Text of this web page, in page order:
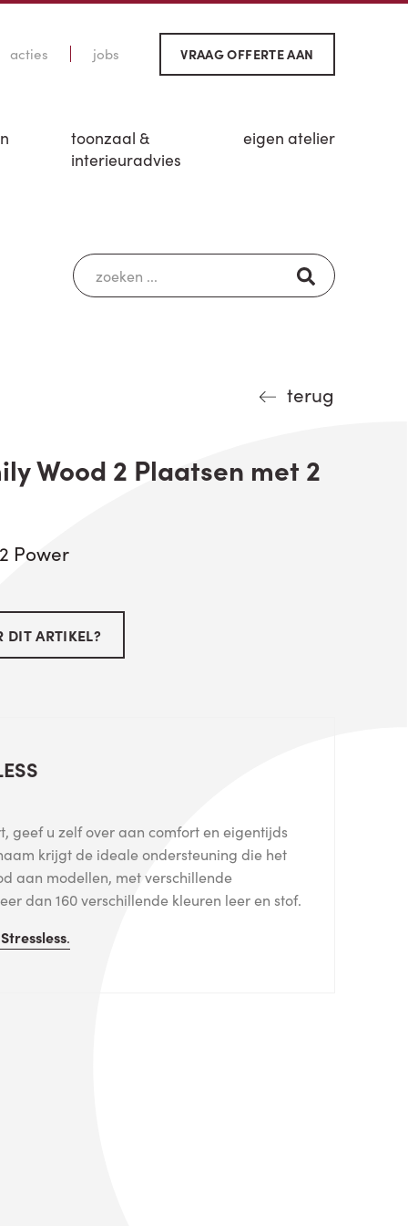
acties jobs VRAAG OFFERTE AAN
toonzaal &
interieuradvies
eigen atelier
terug
Wood 2 Plaatsen met 2
Power
DIT ARTIKEL?
geef u zelf over aan comfort en eigentijds
krijgt de ideale ondersteuning die het
aan modellen, met verschillende
dan 160 verschillende kleuren leer en stof.
Stressless.